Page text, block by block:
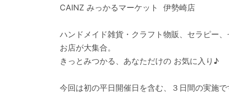
CAINZ みっかるマーケット 伊勢崎店
ハンドメイド雑貨・クラフト物販、セラピー
お店が大集合。
きっとみつかる、あなただけの お気に入り♪
今回は初の平日開催日を含む、３日間の実施で